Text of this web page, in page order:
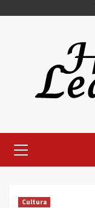
Menu
Cultura